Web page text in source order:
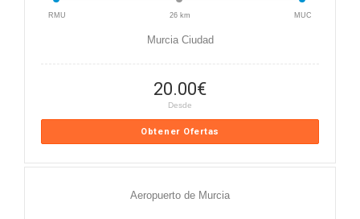
RMU 26 km MUC
Murcia Ciudad
20.00€
Desde
Obtener Ofertas
Aeropuerto de Murcia